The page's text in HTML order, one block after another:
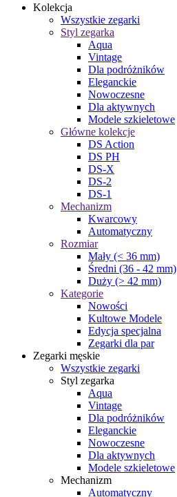
Kolekcja
Wszystkie zegarki
Styl zegarka
Aqua
Vintage
Dla podróżników
Eleganckie
Nowoczesne
Dla aktywnych
Modele szkieletowe
Główne kolekcje
DS Action
DS PH
DS-X
DS-2
DS-1
Mechanizm
Kwarcowy
Automatyczny
Rozmiar
Mały (< 36 mm)
Średni (36 - 42 mm)
Duży (> 42 mm)
Kategorie
Nowości
Kultowe Modele
Edycja specjalna
Zegarki dla par
Zegarki męskie
Wszystkie zegarki
Styl zegarka
Aqua
Vintage
Dla podróżników
Eleganckie
Nowoczesne
Dla aktywnych
Modele szkieletowe
Mechanizm
Automatyczny